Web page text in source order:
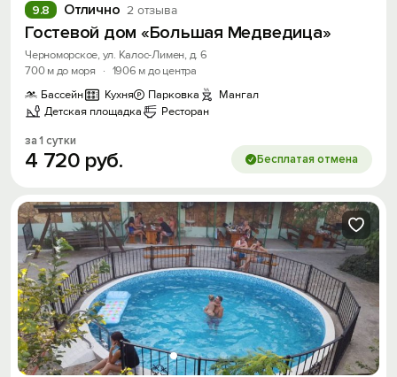
Отлично 2 отзыва
9.8
Гостевой дом «Большая Медведица»
Черноморское, ул. Калос-Лимен, д. 6
700 м до моря
· 1906 м до центра
Бассейн
Кухня Парковка
Мангал
Детская площадка
Ресторан
за 1 сутки
4 720 руб. Бесплатая отмена